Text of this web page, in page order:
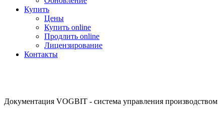
Купить
Цены
Купить online
Продлить online
Лицензирование
Контакты
Документация VOGBIT - система управления производством